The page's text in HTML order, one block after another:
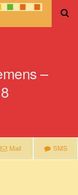
–
Mail SMS